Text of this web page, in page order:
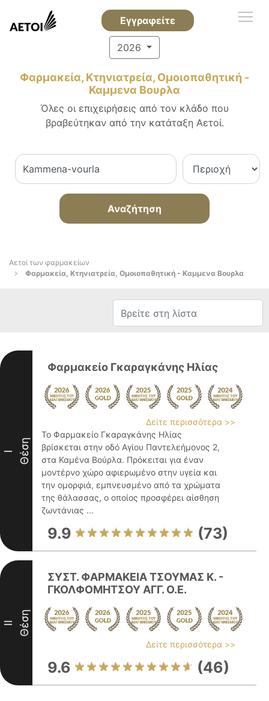
Εγγραφείτε
2026
Φαρμακεία, Κτηνιατρεία, Ομοιοπαθητική -
Καμμενα Βουρλα
Όλες οι επιχειρήσεις από τον κλάδο που
βραβεύτηκαν από την κατάταξη Αετοί.
Αναζήτηση
Αετοί των φαρμακείων
Φαρμακεία, Κτηνιατρεία, Ομοιοπαθητική - Καμμενα Βουρλα
I Θέση
Φαρμακείο Γκαραγκάνης Ηλίας
Δείτε περισσότερα >>
Το Φαρμακείο Γκαραγκάνης Ηλίας
βρίσκεται στην οδό Αγίου Παντελεήμονος 2,
στα Καμένα Βούρλα. Πρόκειται για έναν
μοντέρνο χώρο αφιερωμένο στην υγεία και
την ομορφιά, εμπνευσμένο από τα χρώματα
της θάλασσας, ο οποίος προσφέρει αίσθηση
ζωντάνιας ...
9.9 (73)
II Θέση
ΣΥΣΤ. ΦΑΡΜΑΚΕΙΑ ΤΣΟΥΜΑΣ Κ. -
ΓΚΟΛΦΟΜΗΤΣΟΥ ΑΓΓ. Ο.Ε.
Δείτε περισσότερα >>
9.6 (46)